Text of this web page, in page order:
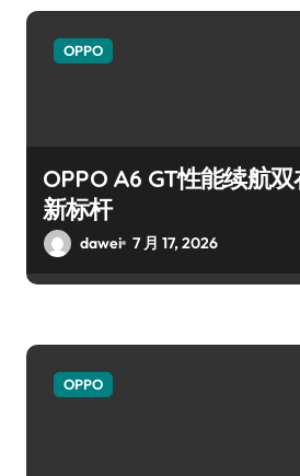
OPPO
OPPO A6 GT性能续航
新标杆
dawei 7 月 17, 2026
OPPO